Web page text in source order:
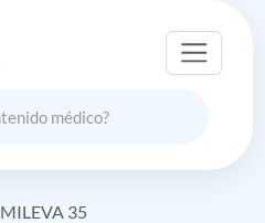
MILEVA 35